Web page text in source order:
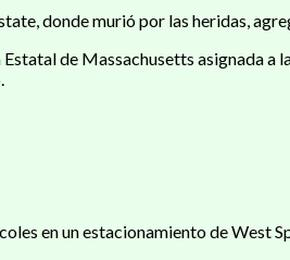
donde murió por las heridas,
de Massachusetts asignada a
en un estacionamiento de West